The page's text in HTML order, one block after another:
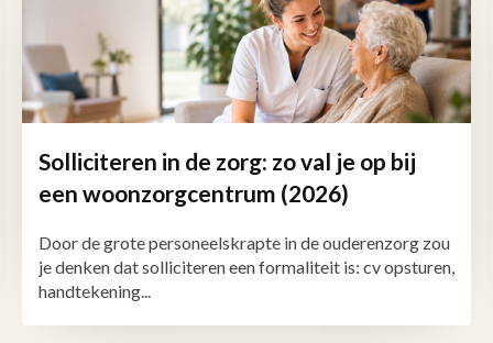
Solliciteren in de zorg: zo val je op bij
een woonzorgcentrum (2026)
Door de grote personeelskrapte in de ouderenzorg zou
je denken dat solliciteren een formaliteit is: cv opsturen,
handtekening...